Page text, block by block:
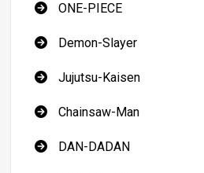
ONE-PIECE
Demon-Slayer
Jujutsu-Kaisen
Chainsaw-Man
DAN-DADAN